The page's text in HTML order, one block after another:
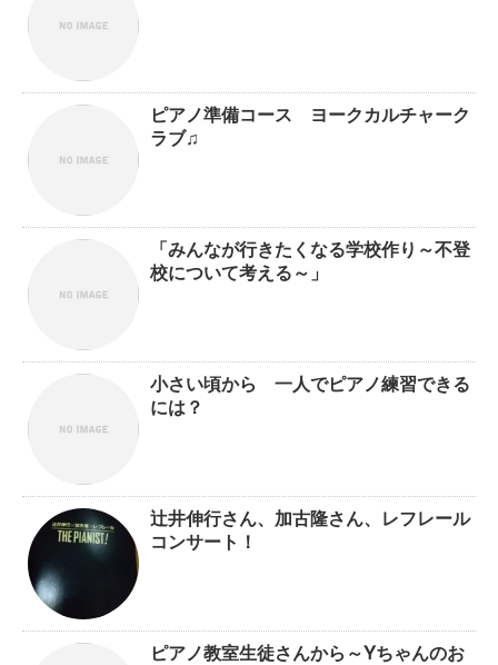
ピアノ準備コース ヨークカルチャーク
ラブ♫
「みんなが行きたくなる学校作り～不登
校について考える～」
小さい頃から 一人でピアノ練習できる
には？
辻井伸行さん、加古隆さん、レフレール
コンサート！
ピアノ教室生徒さんから～Yちゃんのお